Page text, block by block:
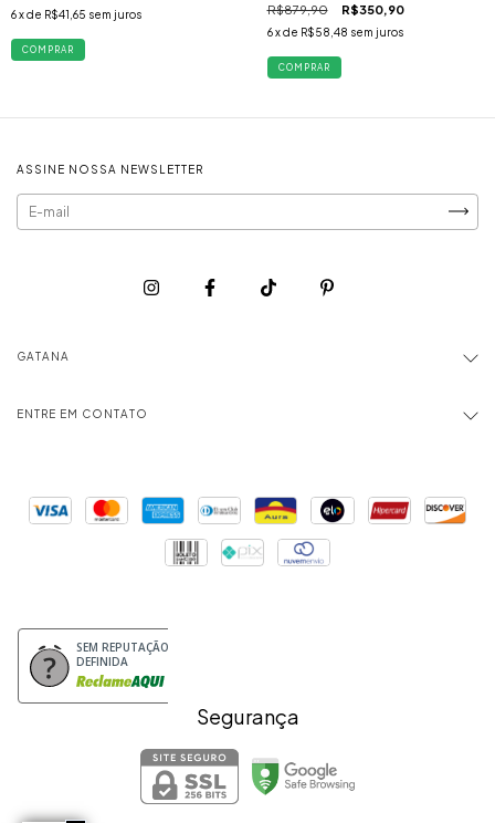
6x de R$41,65 sem juros
COMPRAR
R$879,90 R$350,90
6 x de R$58,48 sem juros
COMPRAR
ASSINE NOSSA NEWSLETTER
GATANA
ENTRE EM CONTATO
SEM REPUTAÇÃO
DEFINIDA
Segurança